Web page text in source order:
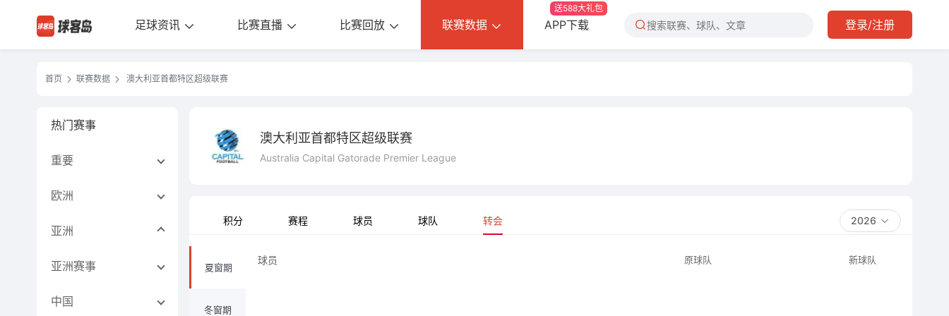
足球资讯 比赛直播 比赛回放 联赛数据 APP下载
送588大礼包
登录/注册
首页 联赛数据 澳大利亚首都特区超级联赛
热门赛事
重要
欧洲
亚洲
亚洲赛事
中国
澳大利亚首都特区超级联赛
Australia Capital Gatorade Premier League
积分 赛程 球员 球队 转会 2026
夏窗期
冬窗期
球员 原球队 新球队